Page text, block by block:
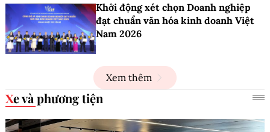
Khởi động xét chọn Doanh nghiệp
đạt chuẩn văn hóa kinh doanh Việt
Nam 2026
Xem thêm
Xe và phương tiện